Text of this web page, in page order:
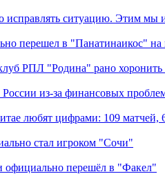
ситуацию. Этим мы
перешел в "Панатинаикос" на
РПЛ "Родина" рано хоронить
из-за финансовых
любят цифрами: 109 матчей,
стал игроком "Сочи"
официально перешёл в "Факел"